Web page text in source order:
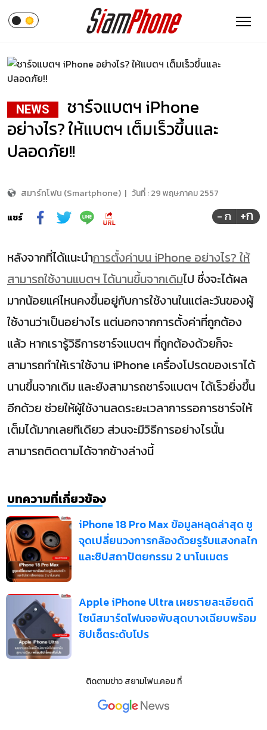
NEWS
ชาร์จแบตฯ iPhone
อย่างไร? ให้แบตฯ เต็มเร็วขึ้นและ
ปลอดภัย!!
สมาร์ทโฟน (Smartphone) | วันที่ :29 พฤษภาคม 2557
แชร์
- ก +ก
หลังจากที่ได้แนะนำการตั้งค่าบน iPhone อย่างไร? ให้
สามารถใช้งานแบตฯ ได้นานขึ้นจากเดิมไป ซึ่งจะได้ผล
มากน้อยแค่ไหนคงขึ้นอยู่กับการใช้งานในแต่ละวันของผู้
ใช้งานว่าเป็นอย่างไร แต่นอกจากการตั้งค่าที่ถูกต้อง
แล้ว หากเรารู้วิธีการชาร์จแบตฯ ที่ถูกต้องด้วยก็จะ
สามารถทำให้เราใช้งาน iPhone เครื่องโปรดของเราได้
นานขึ้นจากเดิม และยังสามารถชาร์จแบตฯ ได้เร็วยิ่งขึ้น
อีกด้วย ช่วยให้ผู้ใช้งานลดระยะเวลาการรอการชาร์จให้
เต็มได้มากเลยทีเดียว ส่วนจะมีวิธีการอย่างไรนั้น
สามารถติดตามได้จากข้างล่างนี้
บทความที่เกี่ยวข้อง
iPhone 18 Pro Max ข้อมูลหลุดล่าสุด ชู
จุดเปลี่ยนวงการกล้องด้วยรูรับแสงกลไก
และชิปสถาปัตยกรรม 2 นาโนเมตร
Apple iPhone Ultra เผยรายละเอียดดี
ไซน์สมาร์ตโฟนจอพับสุดบางเฉียบพร้อม
ชิปเซ็ตระดับโปร
ติดตามข่าวสยามโฟน.คอมที่